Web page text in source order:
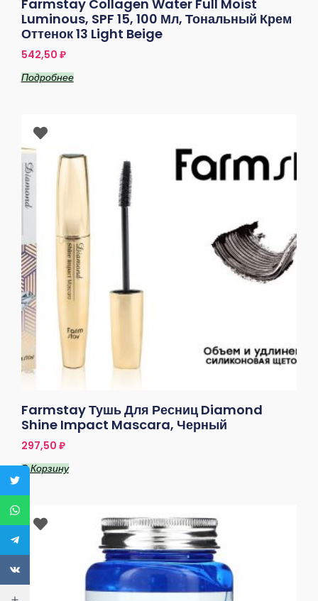
Farmstay Collagen Water Full Moist
Luminous, SPF 15, 100 Мл, Тональный Крем
Оттенок 13 Light Beige
542,50 ₽
Подробнее
Farmstay Тушь Для Ресниц Diamond
Shine Impact Mascara, Черный
297,50 ₽
В Корзину